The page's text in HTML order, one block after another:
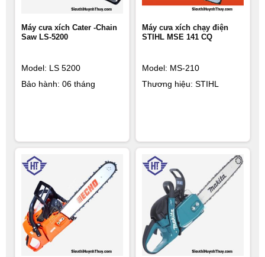
Máy cưa xích Cater -Chain
Saw LS-5200
Model: LS 5200
Bảo hành: 06 tháng
Máy cưa xích chạy điện
STIHL MSE 141 CQ
Model: MS-210
Thương hiệu: STIHL